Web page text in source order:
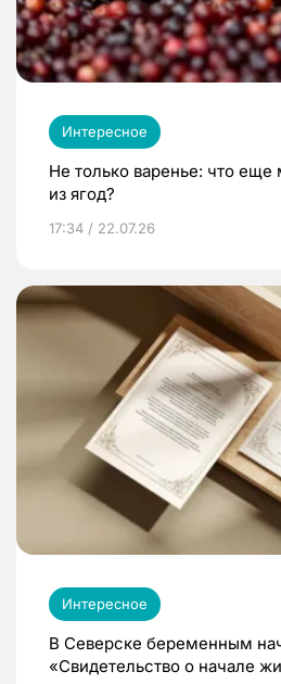
Интересное
Не только варенье: что еще
из ягод?
17:34 / 22.07.26
Интересное
В Северске беременным
«Свидетельство о начале